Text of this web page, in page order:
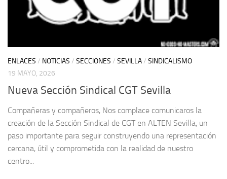
ENLACES / NOTICIAS / SECCIONES / SEVILLA/ SINDICALISMO
19 MAYO, 2026
Nueva Sección Sindical CGT Sevilla
Compañeras y compañeros, Nos complace comunicaros la
creación de la Sección Sindical de CGT en ALTEN Sevilla, un
paso importante para seguir construyendo una representación
cercana, útil y comprometida con la realidad de nuestro
centro...